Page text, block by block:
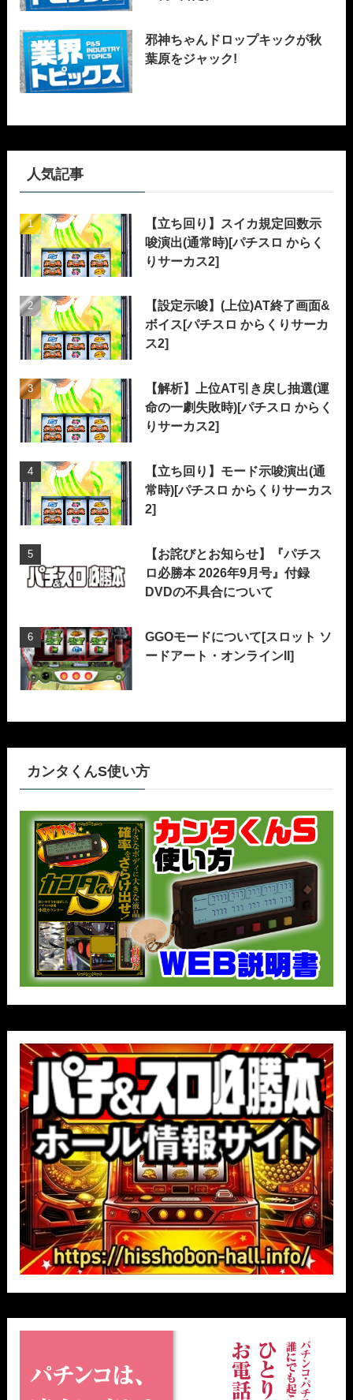
邪神ちゃんドロップキックが秋
葉原をジャック!
人気記事
【立ち回り】スイカ規定回数示
唆演出(通常時)[パチスロ からく
りサーカス2]
【設定示唆】(上位)AT終了画面&
ボイス[パチスロ からくりサーカ
ス2]
【解析】上位AT引き戻し抽選(運
命の一劇失敗時)[パチスロ からく
りサーカス2]
【立ち回り】モード示唆演出(通
常時)[パチスロ からくりサーカス
2]
【お詫びとお知らせ】『パチス
ロ必勝本 2026年9月号』付録
DVDの不具合について
GGOモードについて[スロット ソ
ードアート・オンラインII]
カンタくんS使い方